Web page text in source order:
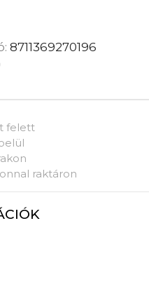
8711369270196
felett
raktáron